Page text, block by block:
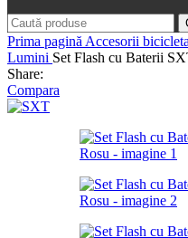
Prima pagină Accesorii bicicleta
Lumini Set Flash cu Baterii
Share:
Compara